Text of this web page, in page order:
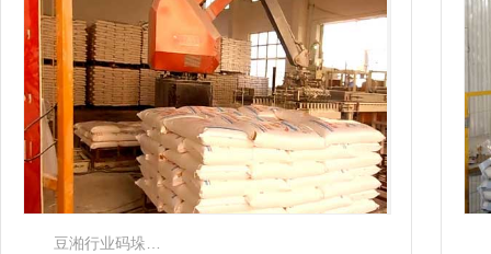
豆湐行业码垛…